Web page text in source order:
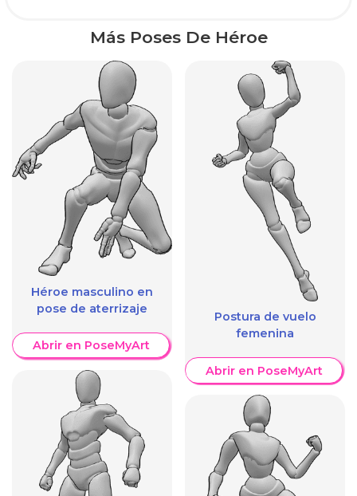
Más Poses De Héroe
Héroe masculino en
pose de aterrizaje
Abrir en PoseMyArt
Postura de vuelo
femenina
Abrir en PoseMyArt